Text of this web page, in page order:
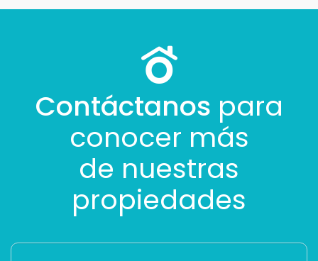
Contáctanos para
conocer más
de nuestras
propiedades